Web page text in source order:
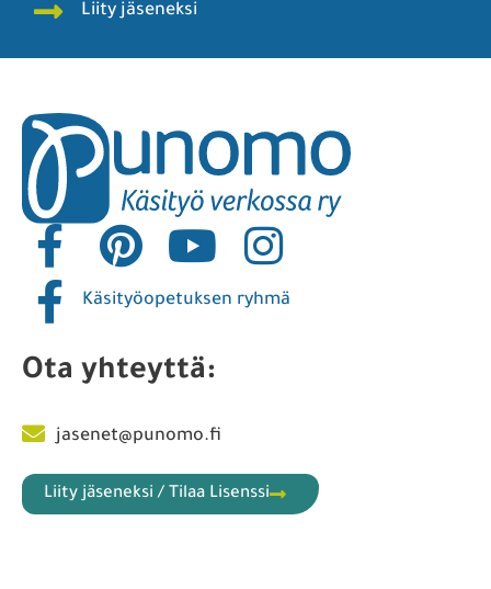
Liity jäseneksi
Käsityöopetuksen ryhmä
Ota yhteyttä:
jasenet@punomo.fi
Liity jäseneksi / Tilaa Lisenssi